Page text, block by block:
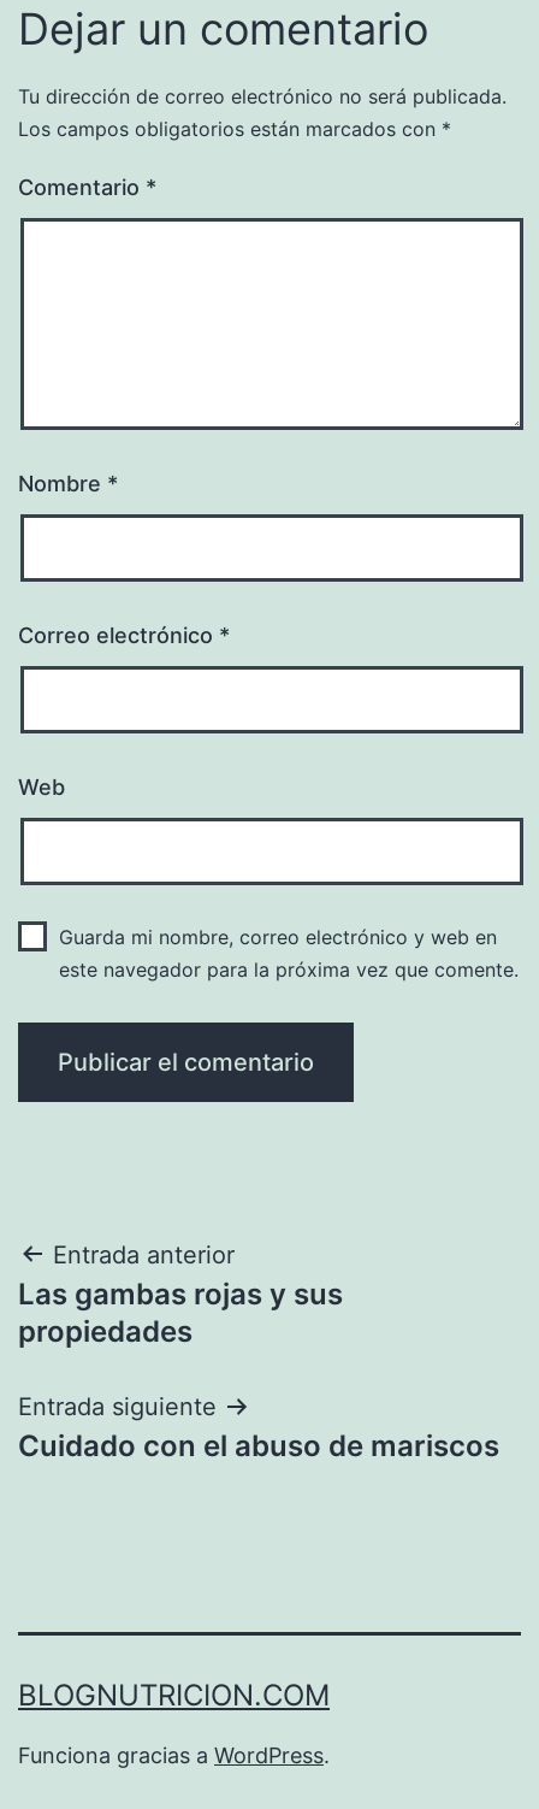
Dejar un comentario
Tu dirección de correo electrónico no será publicada.
Los campos obligatorios están marcados con *
Comentario *
Nombre *
Correo electrónico *
Web
Guarda mi nombre, correo electrónico y web en
este navegador para la próxima vez que comente.
Navegación
de
Entrada anterior
Las gambas rojas y sus
propiedades
Entrada siguiente
Cuidado con el abuso de mariscos
BLOGNUTRICION.COM
Funciona gracias a WordPress.